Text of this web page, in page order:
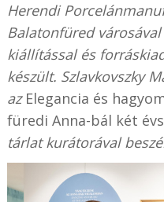
Herendi
Balatonfüred
kiállítással és
készült. Szlavkovszky
az Elegancia és
füredi Anna-bál két
tárlat kurátorával